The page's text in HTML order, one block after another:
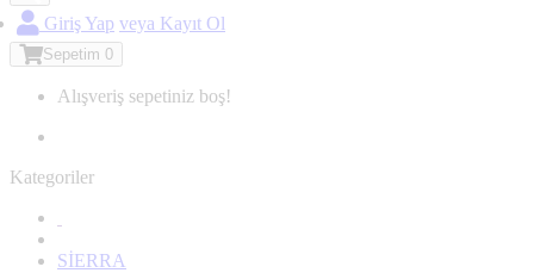
Giriş Yap veya Kayıt Ol
Sepetim 0
Alışveriş sepetiniz boş!
Kategoriler
SİERRA